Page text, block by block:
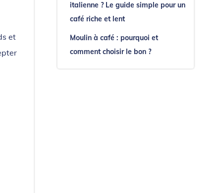
et
italienne ? Le guide simple pour un
café riche et lent
Moulin à café : pourquoi et
comment choisir le bon ?